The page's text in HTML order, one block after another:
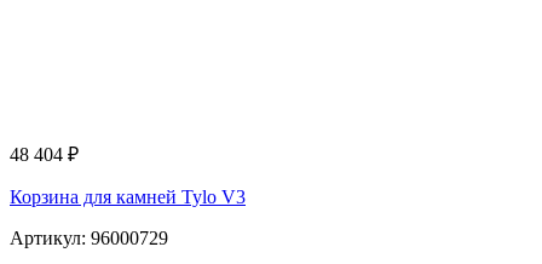
48 404 ₽
Корзина для камней Tylo V3
Артикул: 96000729